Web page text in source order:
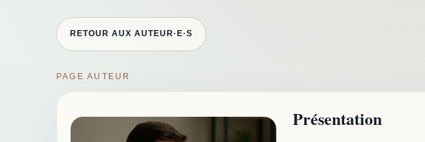
RETOUR AUX AUTEUR·E·S
PAGE AUTEUR
Présentation